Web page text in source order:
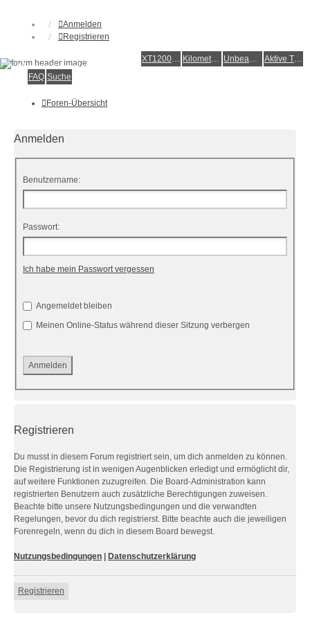
Anmelden
Registrieren
XT1200Z-Wiki Kilometerstatistik Unbeantwortete Themen Aktive Themen
Alles rund um die Yamaha XT1200Z Super Ténéré
FAQ Suche
Foren-Übersicht
Anmelden
Benutzername:
Passwort:
Ich habe mein Passwort vergessen
Angemeldet bleiben
Meinen Online-Status während dieser Sitzung verbergen
Registrieren
Du musst in diesem Forum registriert sein, um dich anmelden zu können.
Die Registrierung ist in wenigen Augenblicken erledigt und ermöglicht dir,
auf weitere Funktionen zuzugreifen. Die Board-Administration kann
registrierten Benutzern auch zusätzliche Berechtigungen zuweisen.
Beachte bitte unsere Nutzungsbedingungen und die verwandten
Regelungen, bevor du dich registrierst. Bitte beachte auch die jeweiligen
Forenregeln, wenn du dich in diesem Board bewegst.
Nutzungsbedingungen | Datenschutzerklärung
Registrieren